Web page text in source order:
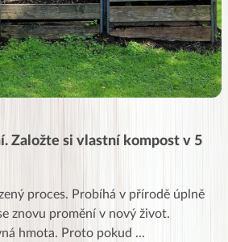
Založte si vlastní kompost v 5
proces. Probíhá v přírodě úplně
znovu promění v nový život.
hmota. Proto pokud ...